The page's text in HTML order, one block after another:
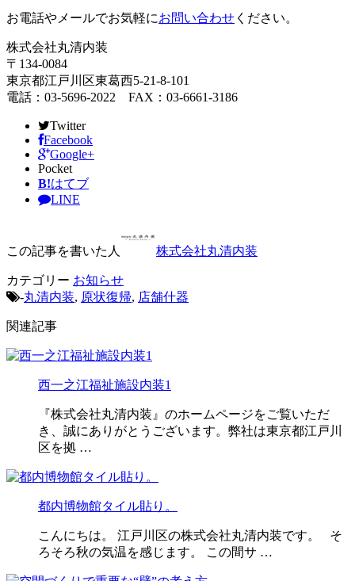
お電話やメールでお気軽にお問い合わせ ください。
株式会社丸清内装
〒134-0084
東京都江戸川区東葛西5-21-8-101
電話：03-5696-2022 FAX：03-6661-3186
Twitter
Facebook
Google+
Pocket
B!はてブ
LINE
この記事を書いた人 株式会社丸清内装
カテゴリー お知らせ
-丸清内装, 原状復帰, 店舗什器
関連記事
西一之江福祉施設内装1
『株式会社丸清内装』のホームページをご覧いただ
き、誠にありがとうございます。弊社は東京都江戸川
区を拠 …
都内博物館タイル貼り。
こんにちは。 江戸川区の株式会社丸清内装です。 そ
ろそろ秋の気温を感じます。 この間サ …